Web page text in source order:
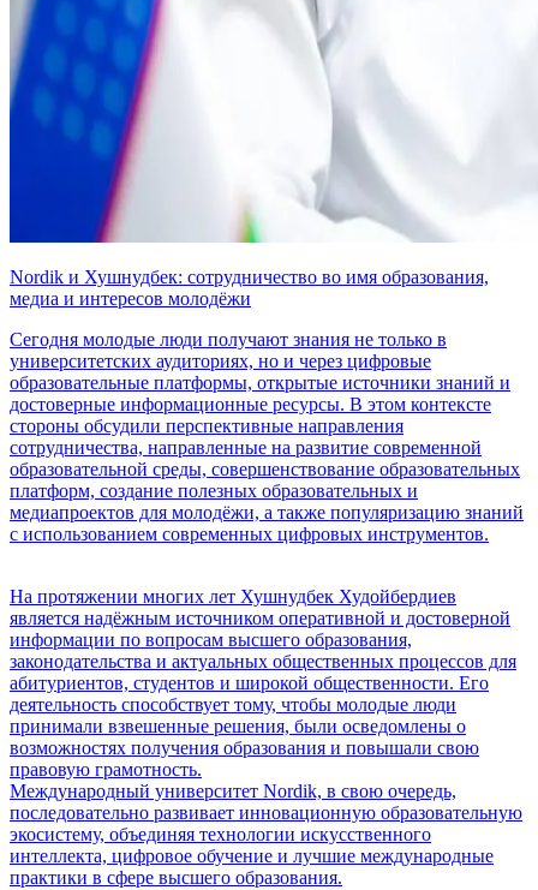
Nordik и Хушнудбек: сотрудничество во имя образования,
медиа и интересов молодёжи
Сегодня молодые люди получают знания не только в
университетских аудиториях, но и через цифровые
образовательные платформы, открытые источники знаний и
достоверные информационные ресурсы. В этом контексте
стороны обсудили перспективные направления
сотрудничества, направленные на развитие современной
образовательной среды, совершенствование образовательных
платформ, создание полезных образовательных и
медиапроектов для молодёжи, а также популяризацию знаний
с использованием современных цифровых инструментов.
На протяжении многих лет Хушнудбек Худойбердиев
является надёжным источником оперативной и достоверной
информации по вопросам высшего образования,
законодательства и актуальных общественных процессов для
абитуриентов, студентов и широкой общественности. Его
деятельность способствует тому, чтобы молодые люди
принимали взвешенные решения, были осведомлены о
возможностях получения образования и повышали свою
правовую грамотность.
Международный университет Nordik, в свою очередь,
последовательно развивает инновационную образовательную
экосистему, объединяя технологии искусственного
интеллекта, цифровое обучение и лучшие международные
практики в сфере высшего образования.